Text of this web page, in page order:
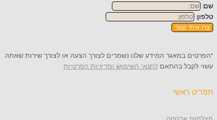
קשר
במאגר המידע שלנו נשמרים לצורך הצעה או לצורך שירות שאתה
בהתאם לתנאי השימוש ומדיניות הפרטיות
ראשי